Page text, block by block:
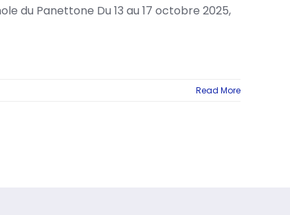
du Panettone Du 13 au 17 octobre 2025,
Read More